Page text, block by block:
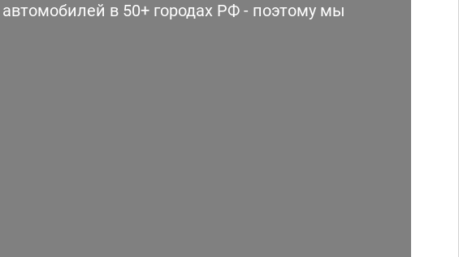
в 50+ городах РФ - поэтому мы